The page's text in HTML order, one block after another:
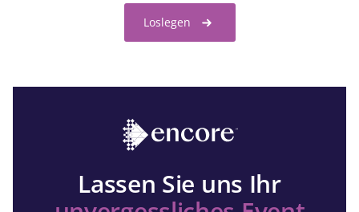
Loslegen
Lassen Sie uns Ihr